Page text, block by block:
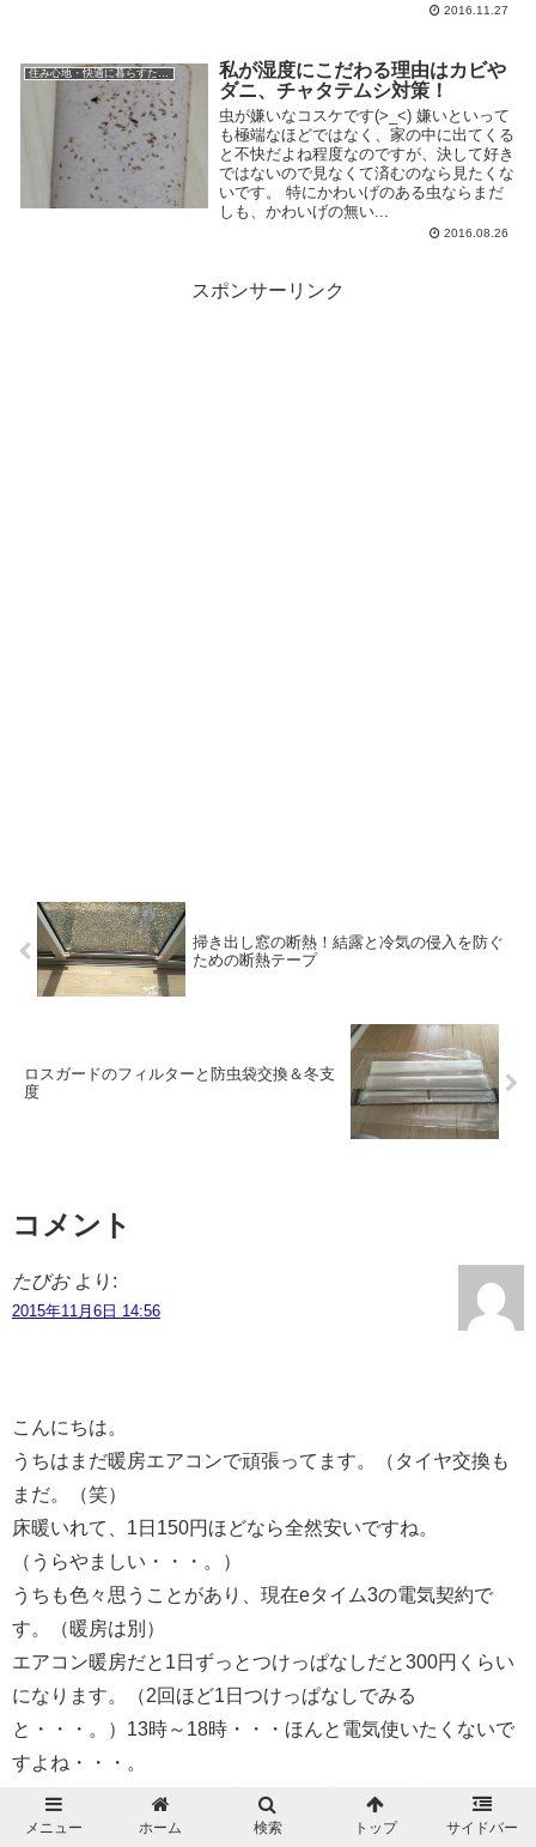
2016.11.27
私が湿度にこだわる理由はカビや
ダニ、チャタテムシ対策！
虫が嫌いなコスケです(>_<) 嫌いといって
も極端なほどではなく、家の中に出てくる
と不快だよね程度なのですが、決して好き
ではないので見なくて済むのなら見たくな
いです。 特にかわいげのある虫ならまだ
しも、かわいげの無い...
2016.08.26
スポンサーリンク
掃き出し窓の断熱！結露と冷気の侵入を防ぐ
ための断熱テープ
ロスガードのフィルターと防虫袋交換＆冬支
度
コメント
たびお より:
2015年11月6日 14:56
こんにちは。
うちはまだ暖房エアコンで頑張ってます。（タイヤ交換も
まだ。（笑）
床暖いれて、1日150円ほどなら全然安いですね。
（うらやましい・・・。）
うちも色々思うことがあり、現在eタイム3の電気契約で
す。（暖房は別）
エアコン暖房だと1日ずっとつけっぱなしだと300円くらい
になります。（2回ほど1日つけっぱなしでみる
と・・・。）13時～18時・・・ほんと電気使いたくないで
すよね・・・。
ホットタイム22ロングで去年のこの時期、1日当たり600円
ほど電気代がかかってました。（部屋の温度は22度前
メニュー ホーム 検索 トップ サイドバー